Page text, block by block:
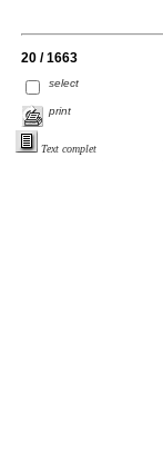
20 / 1663
select
print
Text complet